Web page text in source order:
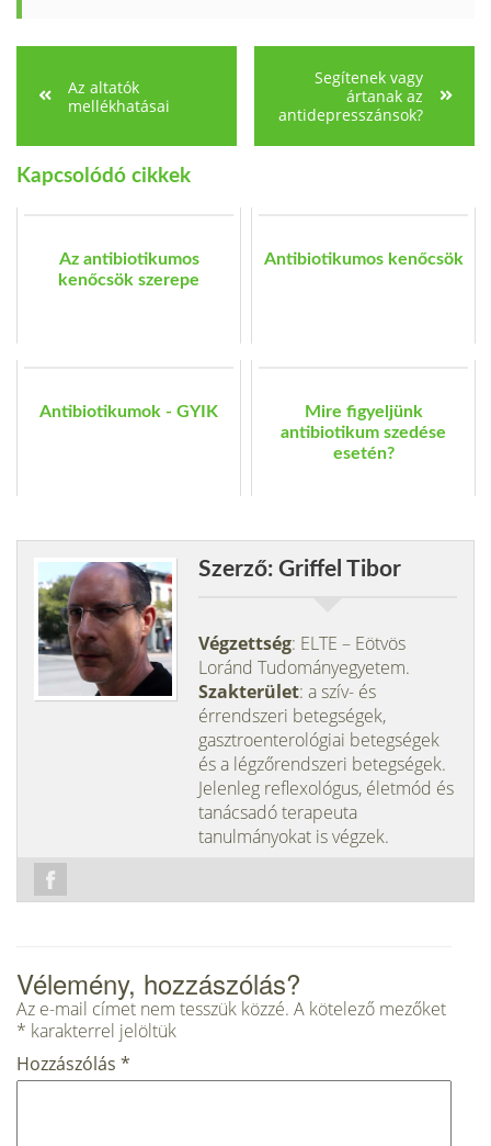
Az altatók
mellékhatásai
Segítenek vagy
ártanak az
antidepresszánsok?
Kapcsolódó cikkek
Az antibiotikumos
kenőcsök szerepe
Antibiotikumos kenőcsök
Antibiotikumok - GYIK
Mire figyeljünk
antibiotikum szedése
esetén?
Szerző: Griffel Tibor
Végzettség: ELTE – Eötvös
Loránd Tudományegyetem.
Szakterület: a szív- és
érrendszeri betegségek,
gasztroenterológiai betegségek
és a légzőrendszeri betegségek.
Jelenleg reflexológus, életmód és
tanácsadó terapeuta
tanulmányokat is végzek.
Vélemény, hozzászólás?
Az e-mail címet nem tesszük közzé. A kötelező mezőket
* karakterrel jelöltük
Hozzászólás *